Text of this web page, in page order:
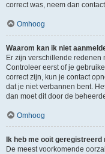
correct was, neem dan
Omhoog
Waarom kan ik niet
Er zijn verschillende
Controleer eerst of je
correct zijn, kun je contact
dat je niet verbannen bent.
dan moet dit door de
Omhoog
Ik heb me ooit
De meest voorkomende